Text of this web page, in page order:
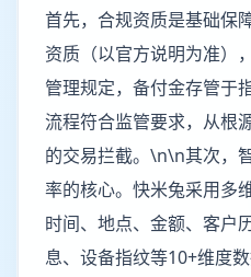
首先，合规资质是基础保
资质（以官方说明为准）
管理规定，备付金存管于
流程符合监管要求，从根
的交易拦截。\n\n其次，
率的核心。快米兔采用多
时间、地点、金额、客户
息、设备指纹等10+维度